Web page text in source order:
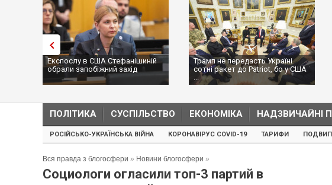
Експослу в США Стефанішиній
обрали запобіжний захід
Трамп не передасть Україні
сотні ракет до Patriot, бо у США
...
ПОЛІТИКА СУСПІЛЬСТВО ЕКОНОМІКА НАДЗВИЧАЙНІ
РОСІЙСЬКО-УКРАЇНСЬКА ВІЙНА КОРОНАВІРУС COVID-19 ТАРИФИ
Вся правда з блогосфери » Новини блогосфери »
Социологи огласили топ-3 партий в